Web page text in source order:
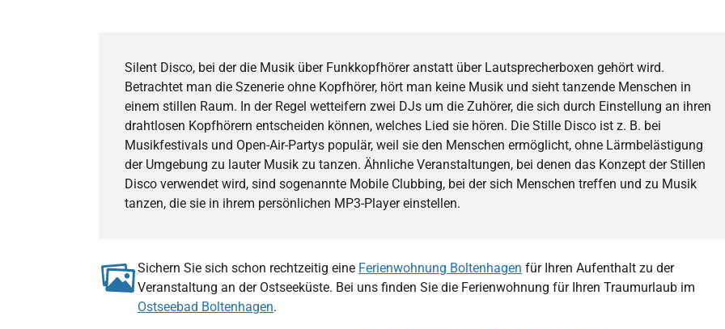
Silent Disco, bei der die Musik über Funkkopfhörer anstatt über Lautsprecherboxen gehört wird.
Betrachtet man die Szenerie ohne Kopfhörer, hört man keine Musik und sieht tanzende Menschen in
einem stillen Raum. In der Regel wetteifern zwei DJs um die Zuhörer, die sich durch Einstellung an ihren
drahtlosen Kopfhörern entscheiden können, welches Lied sie hören. Die Stille Disco ist z. B. bei
Musikfestivals und Open-Air-Partys populär, weil sie den Menschen ermöglicht, ohne Lärmbelästigung
der Umgebung zu lauter Musik zu tanzen. Ähnliche Veranstaltungen, bei denen das Konzept der Stillen
Disco verwendet wird, sind sogenannte Mobile Clubbing, bei der sich Menschen treffen und zu Musik
tanzen, die sie in ihrem persönlichen MP3-Player einstellen.
Sichern Sie sich schon rechtzeitig eine Ferienwohnung Boltenhagen für Ihren Aufenthalt zu der
Veranstaltung an der Ostseeküste. Bei uns finden Sie die Ferienwohnung für Ihren Traumurlaub im
Ostseebad Boltenhagen.